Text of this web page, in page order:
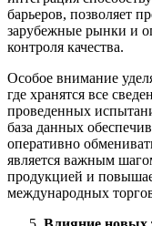
барьеров, позволяет
зарубежные рынки и
контроля качества.
Особое внимание
где хранятся все
проведенных
база данных
оперативно
является важным
продукцией и
международных